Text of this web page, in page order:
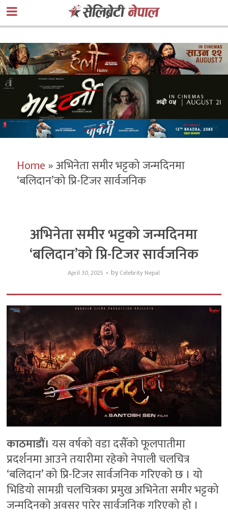
Home»अभिनेता समीर भट्टको जन्मदिनमा
‘बलिदान’को प्रि-टिजर सार्वजनिक
अभिनेता समीर भट्टको जन्मदिनमा
‘बलिदान’को प्रि-टिजर सार्वजनिक
April 30, 2025 by Celebrity Nepal
काठमाडौं। यस वर्षको वडा दसैँको फूलपातीमा
प्रदर्शनमा आउने तयारीमा रहेको नेपाली चलचित्र
‘बलिदान’ को प्रि-टिजर सार्वजनिक गरिएको छ । यो
भिडियो सामग्री चलचित्रका प्रमुख अभिनेता समीर भट्टको
जन्मदिनको अवसर पारेर सार्वजनिक गरिएको हो ।